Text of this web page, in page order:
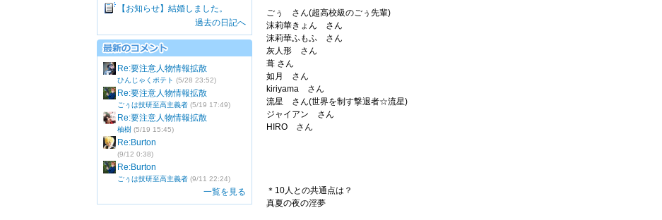
【お知らせ】結婚しました。
過去の日記へ
Re:要注意人物情報拡散
ひんじゃくポテト (5/28 23:52)
Re:要注意人物情報拡散
ごぅは技研至高主義者 (5/19 17:49)
Re:要注意人物情報拡散
柚樹 (5/19 15:45)
Re:Burton
(9/12 0:38)
Re:Burton
ごぅは技研至高主義者 (9/11 22:24)
一覧を見る
ごぅ さん(超高校級のごぅ先輩)
沫莉華きょん さん
沫莉華ふもふ さん
灰人形 さん
葺 さん
如月 さん
kiriyama さん
流星 さん(世界を制す撃退者☆流星)
ジャイアン さん
HIRO さん
＊10人との共通点は？
真夏の夜の淫夢